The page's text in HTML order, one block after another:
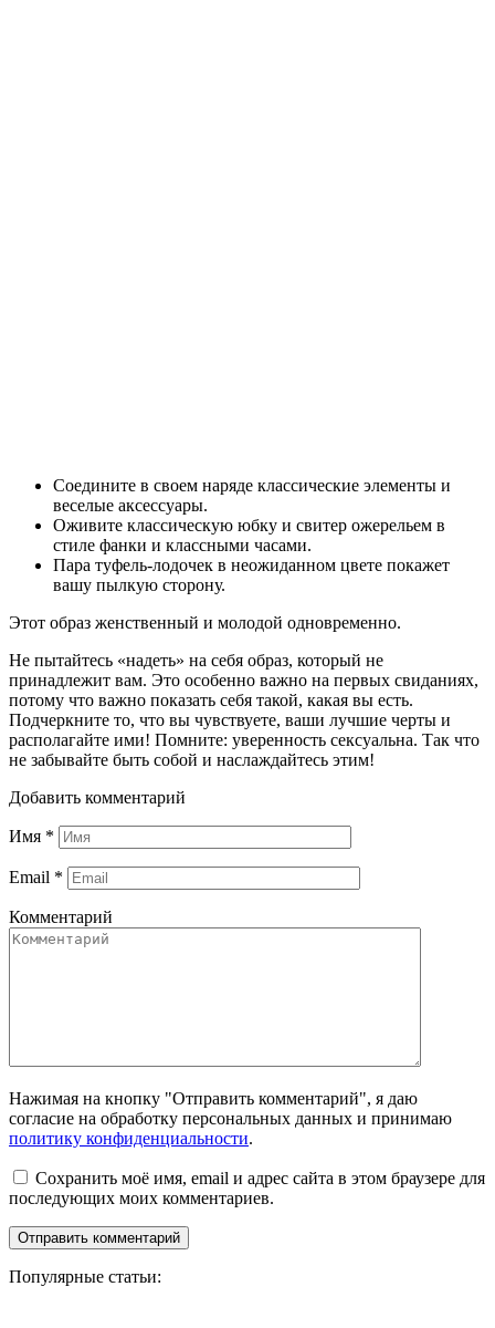
Соедините в своем наряде классические элементы и
веселые аксессуары.
Оживите классическую юбку и свитер ожерельем в
стиле фанки и классными часами.
Пара туфель-лодочек в неожиданном цвете покажет
вашу пылкую сторону.
Этот образ женственный и молодой одновременно.
Не пытайтесь «надеть» на себя образ, который не
принадлежит вам. Это особенно важно на первых свиданиях,
потому что важно показать себя такой, какая вы есть.
Подчеркните то, что вы чувствуете, ваши лучшие черты и
располагайте ими! Помните: уверенность сексуальна. Так что
не забывайте быть собой и наслаждайтесь этим!
Добавить комментарий
Имя *
Email *
Комментарий
Нажимая на кнопку "Отправить комментарий", я даю
согласие на обработку персональных данных и принимаю
политику конфиденциальности.
Сохранить моё имя, email и адрес сайта в этом браузере для
последующих моих комментариев.
Популярные статьи: